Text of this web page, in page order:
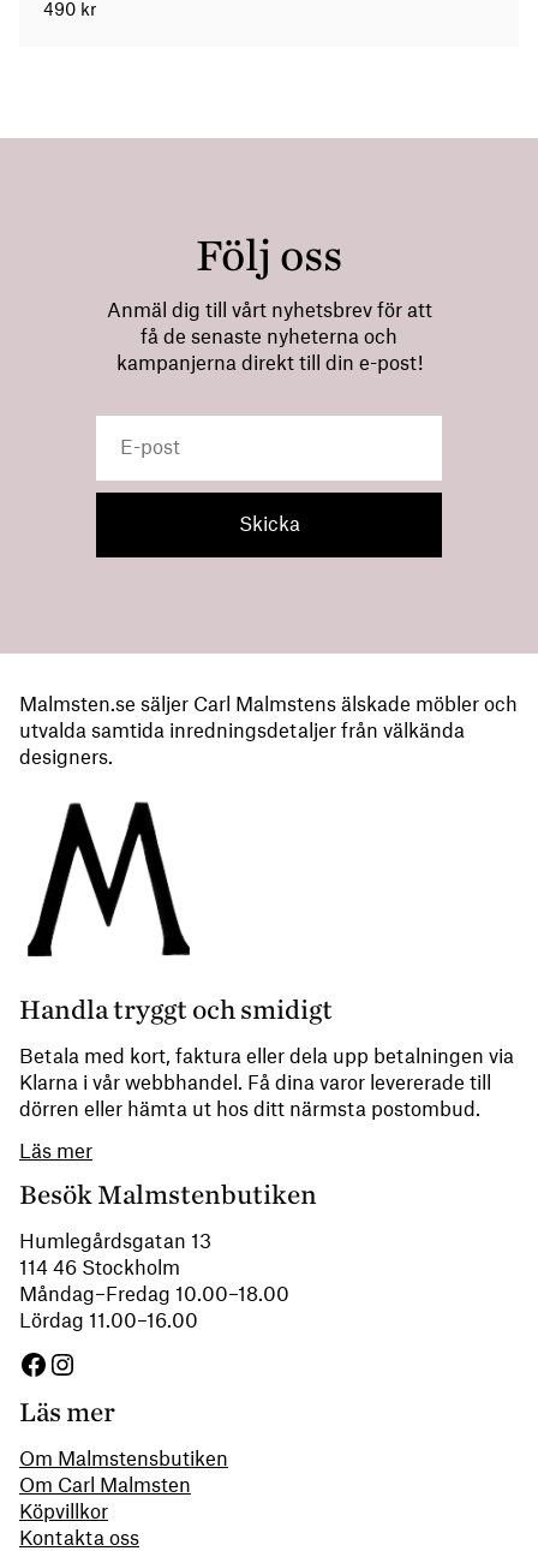
490 kr
Följ oss
Anmäl dig till vårt nyhetsbrev för att
få de senaste nyheterna och
kampanjerna direkt till din e-post!
Malmsten.se säljer Carl Malmstens älskade möbler och
utvalda samtida inredningsdetaljer från välkända
designers.
Handla tryggt och smidigt
Betala med kort, faktura eller dela upp betalningen via
Klarna i vår webbhandel. Få dina varor levererade till
dörren eller hämta ut hos ditt närmsta postombud.
Läs mer
Besök Malmstenbutiken
Humlegårdsgatan 13
114 46 Stockholm
Måndag–Fredag 10.00–18.00
Lördag 11.00–16.00
Facebook
Instagram
Läs mer
Om Malmstensbutiken
Om Carl Malmsten
Köpvillkor
Kontakta oss